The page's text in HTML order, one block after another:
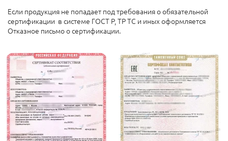
Если продукция не попадает под требования о обязательной
сертификации в системе ГОСТ Р, ТР ТС и иных оформляется
Отказное письмо о сертификации.